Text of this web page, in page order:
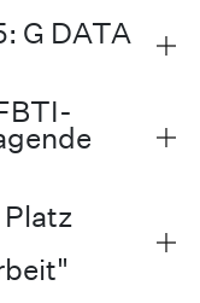
G DATA